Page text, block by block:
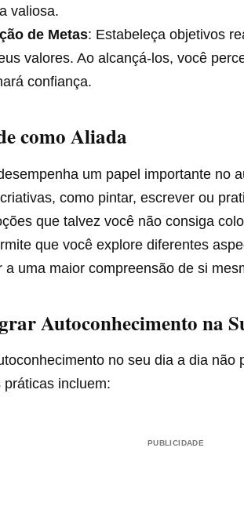
valiosa.
de Metas: Estabeleça objetivos
valores. Ao alcançá-los, você
confiança.
como Aliada
um papel importante no
como pintar, escrever ou
que talvez você não consiga
que você explore diferentes
a uma maior compreensão de si
Autoconhecimento na
no seu dia a dia não
incluem:
PUBLICIDADE